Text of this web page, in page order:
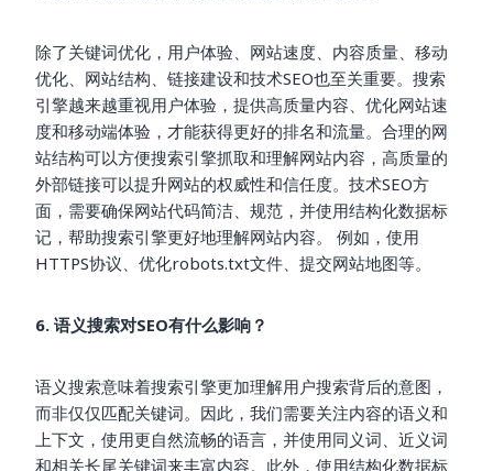
除了关键词优化，用户体验、网站速度、内容质量、移动
优化、网站结构、链接建设和技术SEO也至关重要。搜索
引擎越来越重视用户体验，提供高质量内容、优化网站速
度和移动端体验，才能获得更好的排名和流量。合理的网
站结构可以方便搜索引擎抓取和理解网站内容，高质量的
外部链接可以提升网站的权威性和信任度。技术SEO方
面，需要确保网站代码简洁、规范，并使用结构化数据标
记，帮助搜索引擎更好地理解网站内容。 例如，使用
HTTPS协议、优化robots.txt文件、提交网站地图等。
6. 语义搜索对SEO有什么影响？
语义搜索意味着搜索引擎更加理解用户搜索背后的意图，
而非仅仅匹配关键词。因此，我们需要关注内容的语义和
上下文，使用更自然流畅的语言，并使用同义词、近义词
和相关长尾关键词来丰富内容。此外，使用结构化数据标